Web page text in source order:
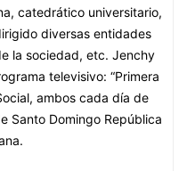
catedrático universitario,
diversas entidades
la sociedad, etc. Jenchy
televisivo: “Primera
ambos cada día de
Santo Domingo República